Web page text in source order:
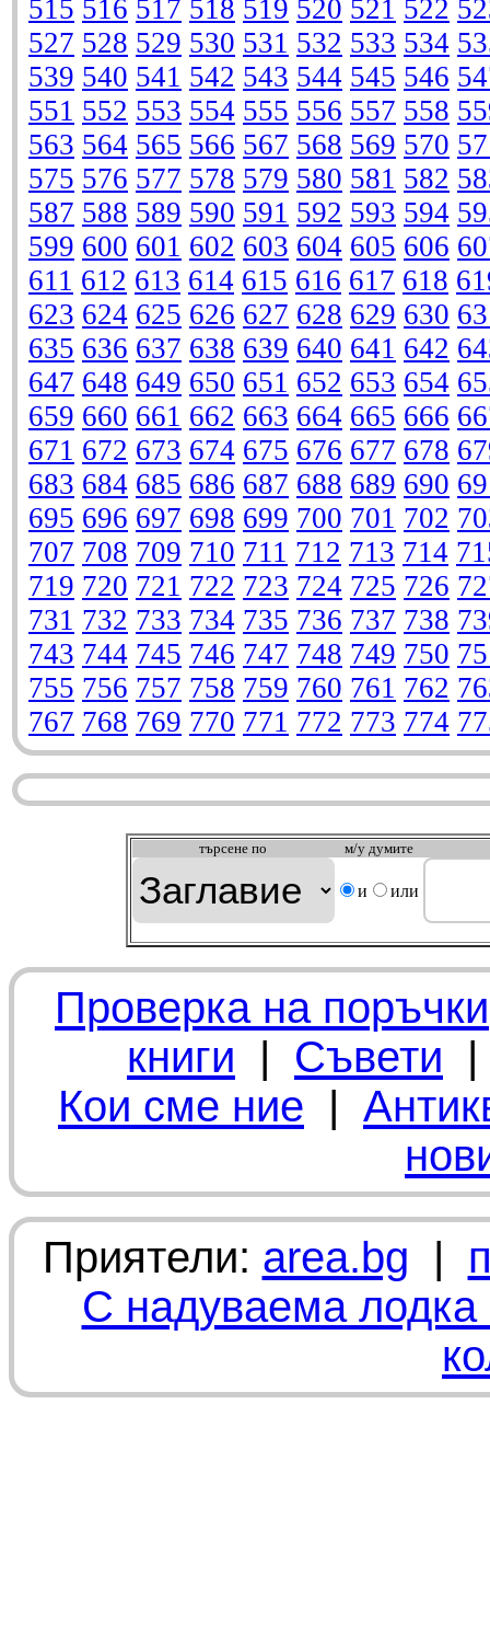
515 516 517 518 519 520 521 522
527 528 529 530 531 532 533 534
539 540 541 542 543 544 545 546
551 552 553 554 555 556 557 558
563 564 565 566 567 568 569 570
575 576 577 578 579 580 581 582
587 588 589 590 591 592 593 594
599 600 601 602 603 604 605 606
611 612 613 614 615 616 617 618
623 624 625 626 627 628 629 630
635 636 637 638 639 640 641 642
647 648 649 650 651 652 653 654
659 660 661 662 663 664 665 666
671 672 673 674 675 676 677 678
683 684 685 686 687 688 689 690
695 696 697 698 699 700 701 702
707 708 709 710 711 712 713 714
719 720 721 722 723 724 725 726
731 732 733 734 735 736 737 738
743 744 745 746 747 748 749 750
755 756 757 758 759 760 761 762
767 768 769 770 771 772 773 774
търсeне по м/у думите
и или
Проверка на поръчки
книги | Съвети
Кои сме ние |
Приятели: area.bg |
С надуваема лодка